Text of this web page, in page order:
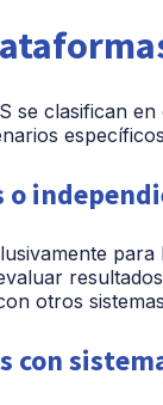
se clasifican
o
otros
con